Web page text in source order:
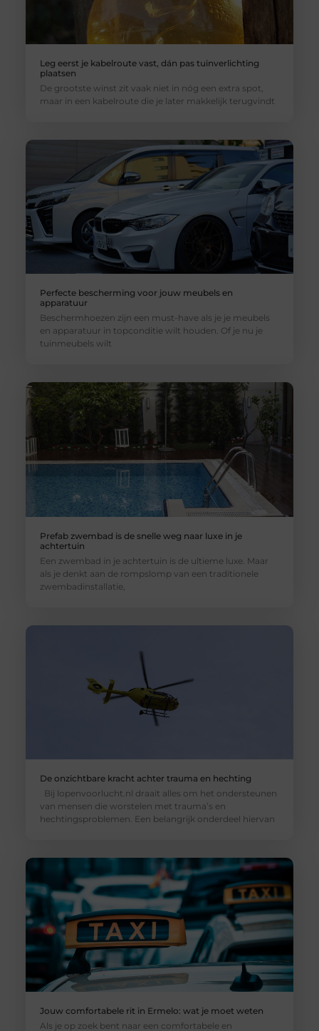
Leg eerst je kabelroute vast, dán pas tuinverlichting
plaatsen
De grootste winst zit vaak niet in nóg een extra spot,
maar in een kabelroute die je later makkelijk terugvindt
Perfecte bescherming voor jouw meubels en
apparatuur
Beschermhoezen zijn een must-have als je je meubels
en apparatuur in topconditie wilt houden. Of je nu je
tuinmeubels wilt
Prefab zwembad is de snelle weg naar luxe in je
achtertuin
Een zwembad in je achtertuin is de ultieme luxe. Maar
als je denkt aan de rompslomp van een traditionele
zwembadinstallatie,
De onzichtbare kracht achter trauma en hechting
Bij lopenvoorlucht.nl draait alles om het ondersteunen
van mensen die worstelen met trauma’s en
hechtingsproblemen. Een belangrijk onderdeel hiervan
Jouw comfortabele rit in Ermelo: wat je moet weten
Als je op zoek bent naar een comfortabele en